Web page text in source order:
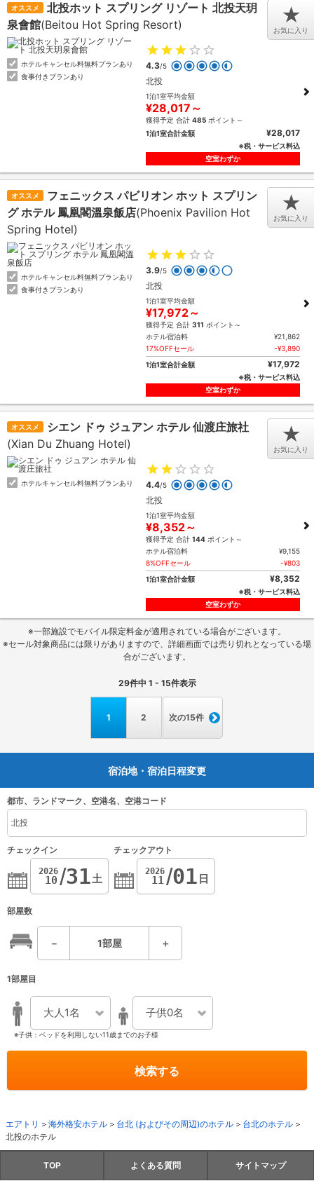
オススメ
北投ホット スプリング リゾート 北投天玥
泉會館(Beitou Hot Spring Resort)
ホテルキャンセル料無料プランあり
食事付きプランあり
4.3/5
北投
1泊1室平均金額
¥28,017～
獲得予定 合計 485 ポイント～
1泊1室合計金額
¥28,017
※税・サービス料込
空室わずか
★
お気に入り
オススメ
フェニックス パビリオン ホット スプリン
グ ホテル 鳳凰閣溫泉飯店(Phoenix Pavilion Hot
Spring Hotel)
ホテルキャンセル料無料プランあり
食事付きプランあり
3.9/5
北投
1泊1室平均金額
¥17,972～
獲得予定 合計 311 ポイント～
ホテル宿泊料
¥21,862
17%OFFセール
-¥3,890
1泊1室合計金額
¥17,972
※税・サービス料込
空室わずか
★
お気に入り
オススメ
シエン ドゥ ジュアン ホテル 仙渡庄旅社
(Xian Du Zhuang Hotel)
ホテルキャンセル料無料プランあり 4.4/5
北投
1泊1室平均金額
¥8,352～
獲得予定 合計 144 ポイント～
ホテル宿泊料
¥9,155
8%OFFセール
-¥803
1泊1室合計金額
¥8,352
※税・サービス料込
空室わずか
★
お気に入り
※一部施設でモバイル限定料金が適用されている場合がございます。
※セール対象商品には限りがありますので、詳細画面では売り切れとなっている場
合がございます。
29件中 1 - 15件表示
1 2 次の15件
宿泊地・宿泊日程変更
都市、ランドマーク、空港名、空港コード
チェックイン
2026
10 31土
チェックアウト
2026
11 01 日
部屋数
－ 1部屋 ＋
1部屋目
大人1名 子供0名
※子供：ベッドを利用しない11歳までのお子様
検索する
エアトリ 海外格安ホテル 台北 (およびその周辺)のホテル
台北のホテル
北投のホテル
TOP よくある質問 サイトマップ